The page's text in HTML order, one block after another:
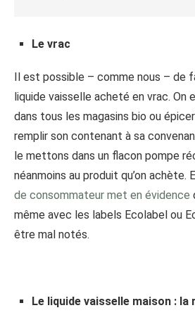
Le vrac
Il est possible – comme nous – de
liquide vaisselle acheté en vrac. On
dans tous les magasins bio ou
remplir son contenant à sa
le mettons dans un flacon pompe
néanmoins au produit qu’on achète.
de consommateur met en évidence
même avec les labels Ecolabel ou
être mal notés.
Le liquide vaisselle maison :